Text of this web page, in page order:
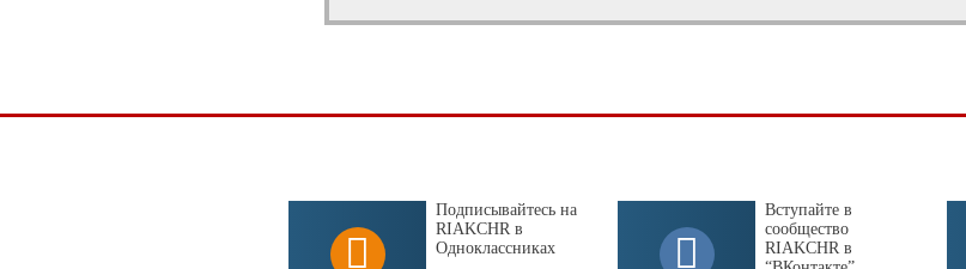
Подписывайтесь на
RIAKCHR в
Одноклассниках
Вступайте в
сообщество
RIAKCHR в